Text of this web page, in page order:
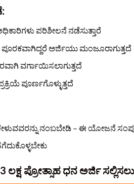
ಪರಿಶೀಲನೆ ನಡೆಸುತ್ತಾರೆ
ಅರ್ಜಿಯು ಮಂಜೂರಾಗುತ್ತದೆ
ವರ್ಗಾಯಿಸಲಾಗುತ್ತದೆ
ಪೂರ್ಣಗೊಳ್ಳುತ್ತದೆ
ಕೇಳುವವರನ್ನು ನಂಬಬೇಡಿ – ಈ ಯೋಜನೆ
ಪ್ರೋತ್ಸಾಹ ಧನ ಅರ್ಜಿ ಸಲ್ಲಿಸಲು